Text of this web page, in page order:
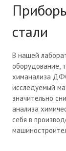
стали
В нашей
оборудование,
химанализа
исследуемый
значительно
анализа
себя в